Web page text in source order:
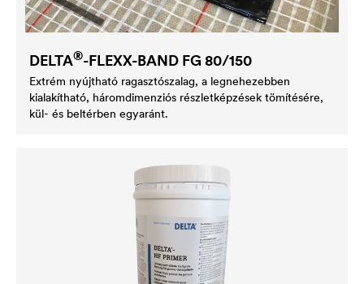
DELTA®-FLEXX-BAND FG 80/150
Extrém nyújtható ragasztószalag, a legnehezebben
kialakítható, háromdimenziós részletképzések tömítésére,
kül- és beltérben egyaránt.